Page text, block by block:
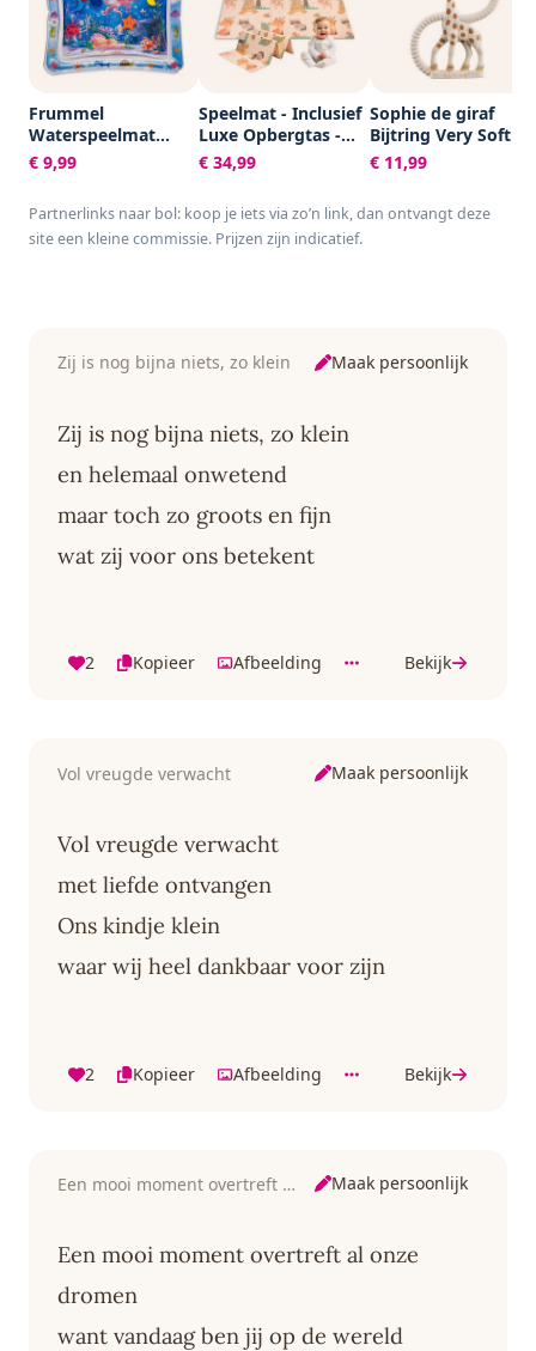
Frummel
Waterspeelmat
Baby – Watermat –
Speelkleed –
Waterspeelgoed
Baby - Kraamcadeau
€ 9,99
Speelmat - Inclusief
Luxe Opbergtas -
Dubbelzijdig -
Speelkleed -
Speelkleed Baby -
Speelmat Foam -
cadeau -
Kraamcadeau
€ 34,99
Sophie de giraf
Bijtring Very Soft -
Baby speelgoed -
Kraamcadeau -
- 100% Natuurlijk
Vanaf 0 maanden -
Bruin/Beige
€ 11,99
Partnerlinks naar bol: koop je iets via zo’n link, dan ontvangt deze
site een kleine commissie. Prijzen zijn indicatief.
Zij is nog bijna niets, zo klein Maak persoonlijk
Zij is nog bijna niets, zo klein
en helemaal onwetend
maar toch zo groots en fijn
wat zij voor ons betekent
2 Kopieer Afbeelding Bekijk
Vol vreugde verwacht Maak persoonlijk
Vol vreugde verwacht
met liefde ontvangen
Ons kindje klein
waar wij heel dankbaar voor zijn
2 Kopieer Afbeelding Bekijk
Een mooi moment overtreft al onze dromen Maak persoonlijk
Een mooi moment overtreft al onze
dromen
want vandaag ben jij op de wereld